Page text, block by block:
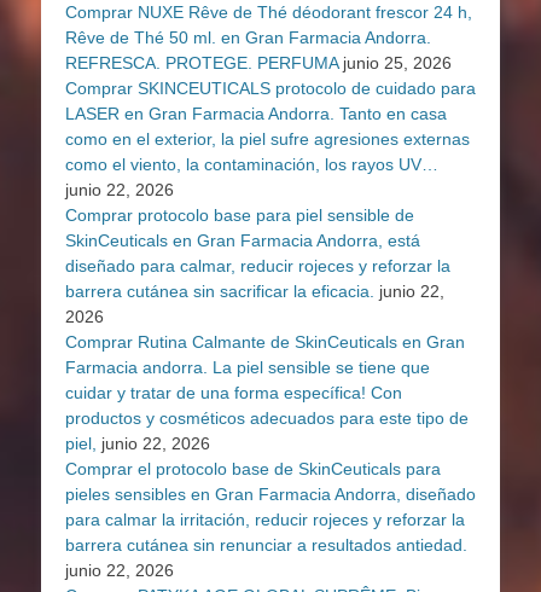
Comprar NUXE Rêve de Thé déodorant frescor 24 h,
Rêve de Thé 50 ml. en Gran Farmacia Andorra.
REFRESCA. PROTEGE. PERFUMA junio 25, 2026
Comprar SKINCEUTICALS protocolo de cuidado para
LASER en Gran Farmacia Andorra. Tanto en casa
como en el exterior, la piel sufre agresiones externas
como el viento, la contaminación, los rayos UV…
junio 22, 2026
Comprar protocolo base para piel sensible de
SkinCeuticals en Gran Farmacia Andorra, está
diseñado para calmar, reducir rojeces y reforzar la
barrera cutánea sin sacrificar la eficacia.
junio 22,
2026
Comprar Rutina Calmante de SkinCeuticals en Gran
Farmacia andorra. La piel sensible se tiene que
cuidar y tratar de una forma específica! Con
productos y cosméticos adecuados para este tipo de
piel, junio 22, 2026
Comprar el protocolo base de SkinCeuticals para
pieles sensibles en Gran Farmacia Andorra, diseñado
para calmar la irritación, reducir rojeces y reforzar la
barrera cutánea sin renunciar a resultados antiedad.
junio 22, 2026